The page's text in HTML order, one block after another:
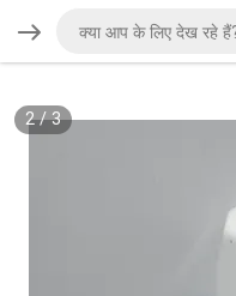
2/3